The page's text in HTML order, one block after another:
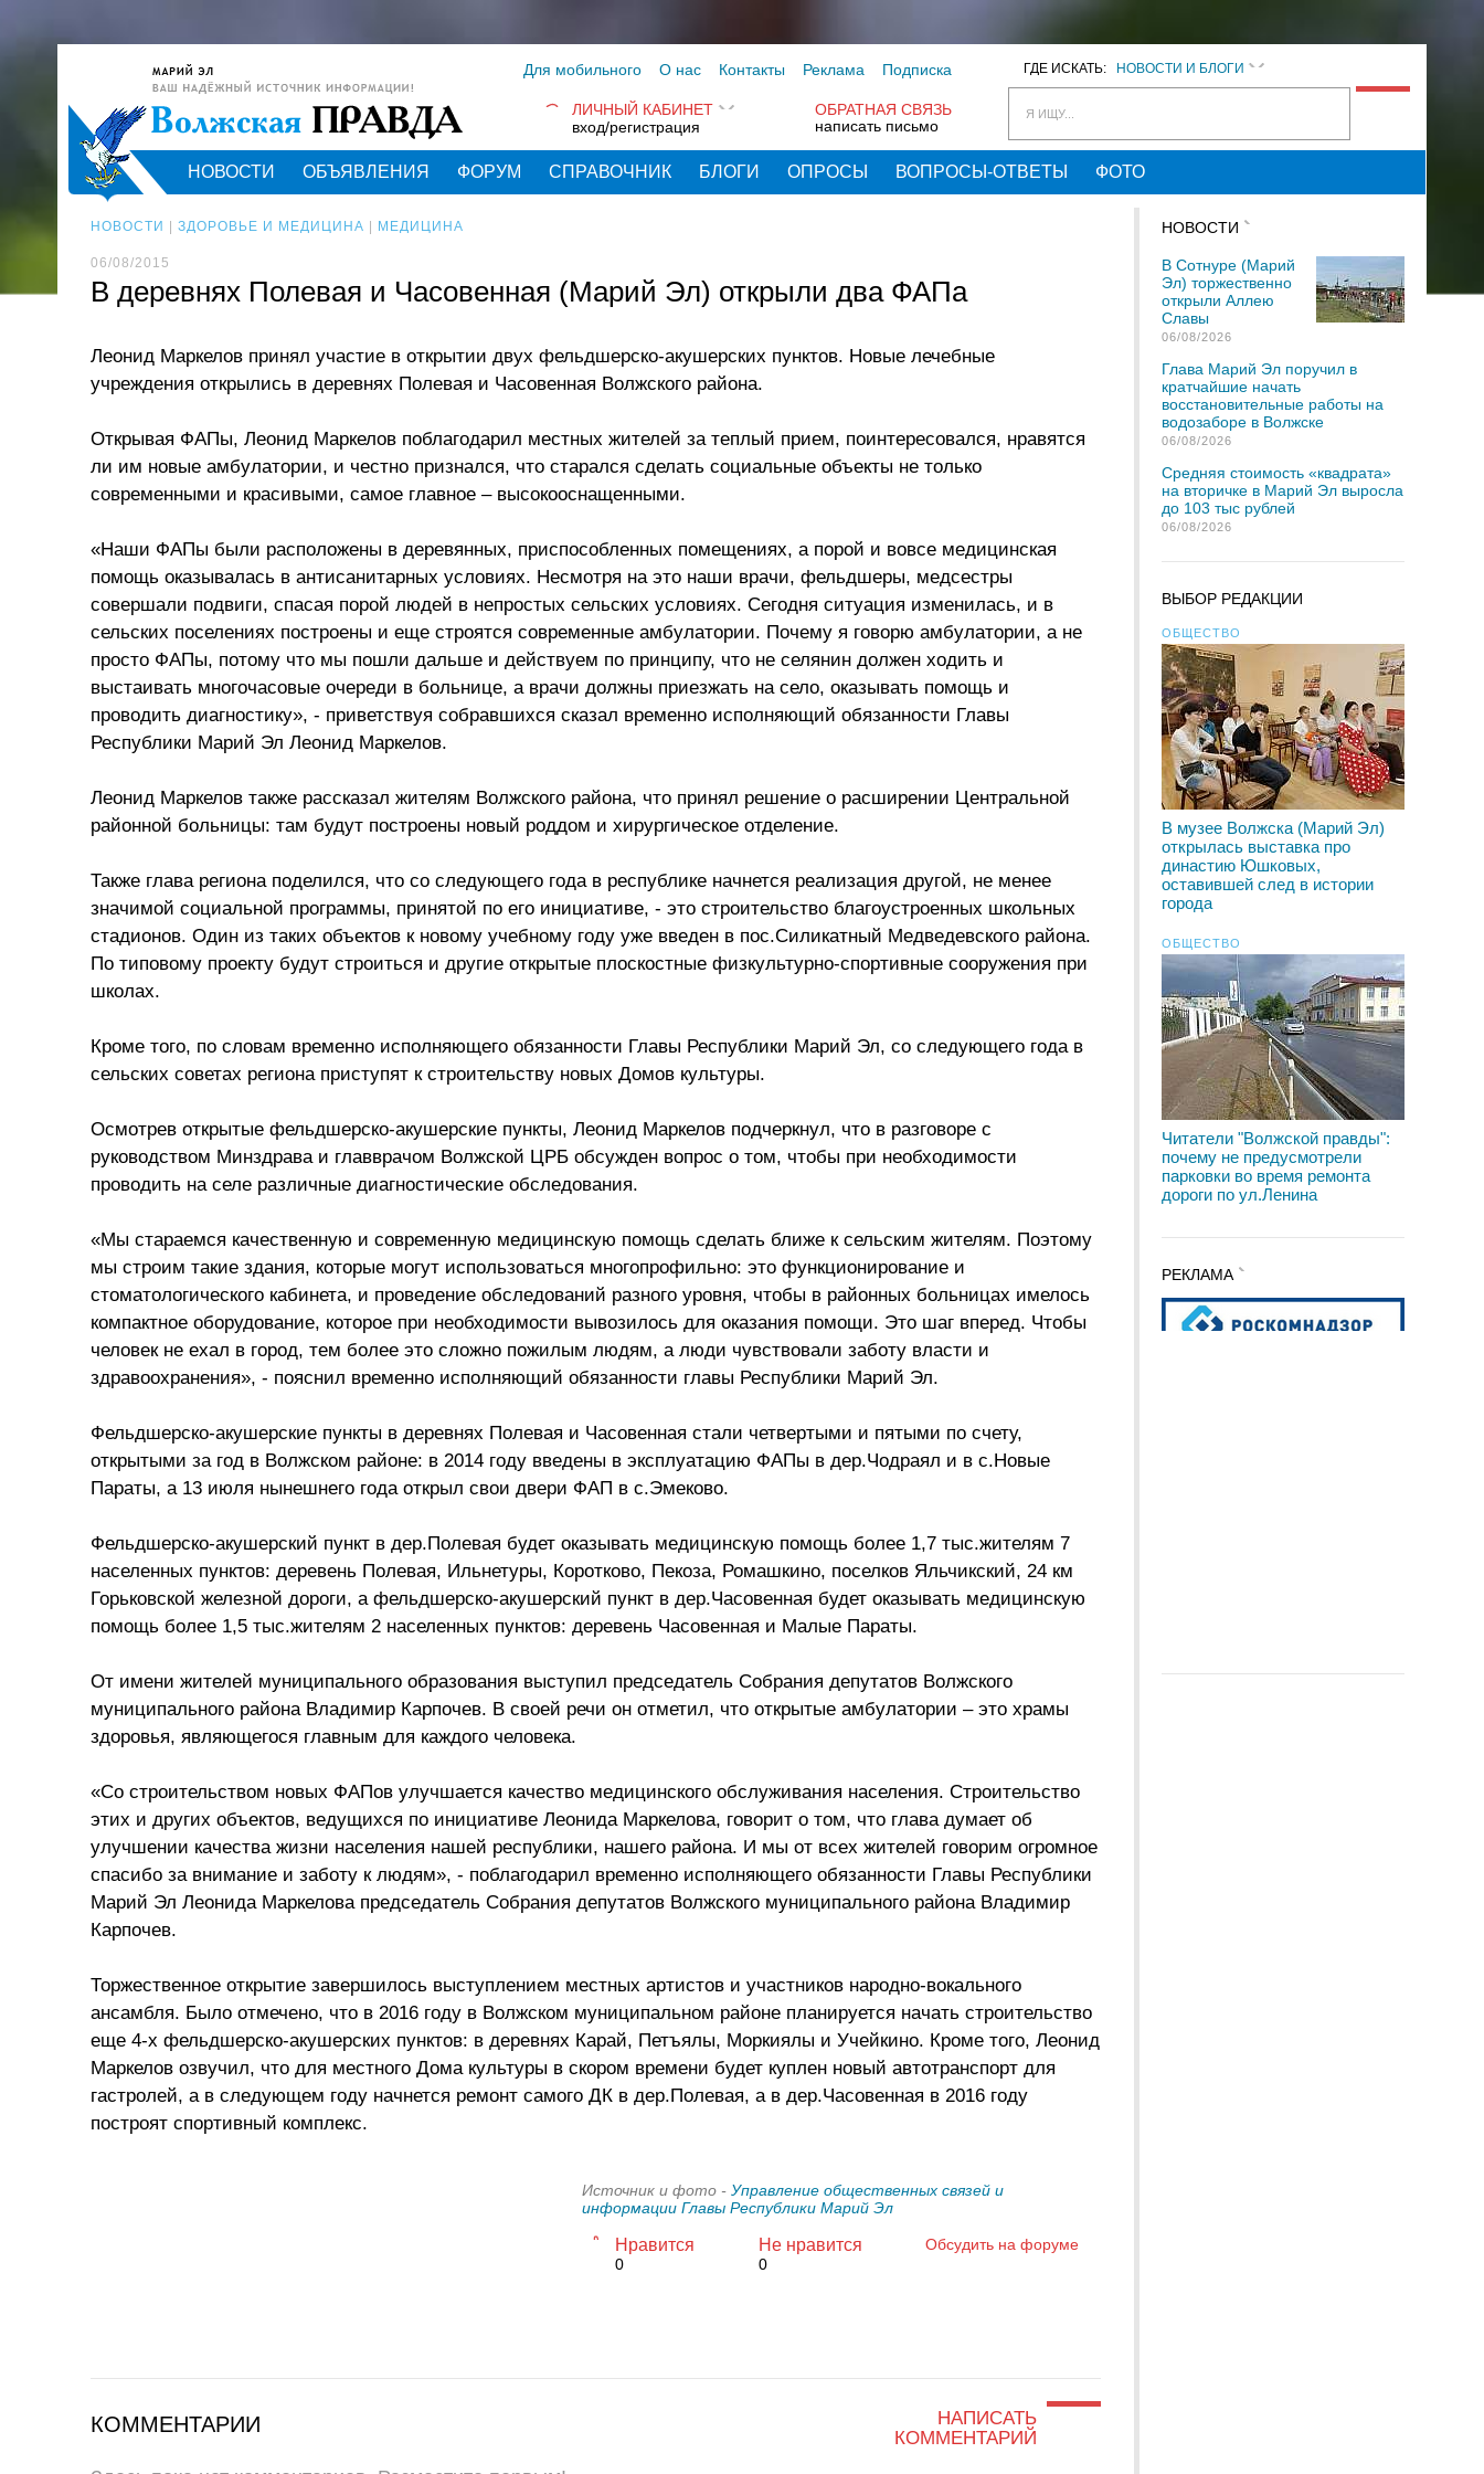
ГДЕ ИСКАТЬ: НОВОСТИ И БЛОГИ
Я ИЩУ...
Для мобильного О нас Контакты Реклама Подписка
ОБРАТНАЯ СВЯЗЬ
написать письмо
ЛИЧНЫЙ КАБИНЕТ
вход/регистрация
НОВОСТИ ОБЪЯВЛЕНИЯ ФОРУМ СПРАВОЧНИК БЛОГИ ОПРОСЫ ВОПРОСЫ-ОТВЕТЫ ФОТО
НОВОСТИ ЗДОРОВЬЕ И МЕДИЦИНА МЕДИЦИНА
06/08/2015
В деревнях Полевая и Часовенная (Марий Эл) открыли два ФАПа
Леонид Маркелов принял участие в открытии двух фельдшерско-акушерских пунктов. Новые лечебные
учреждения открылись в деревнях Полевая и Часовенная Волжского района.
Открывая ФАПы, Леонид Маркелов поблагодарил местных жителей за теплый прием, поинтересовался, нравятся
ли им новые амбулатории, и честно признался, что старался сделать социальные объекты не только
современными и красивыми, самое главное – высокооснащенными.
«Наши ФАПы были расположены в деревянных, приспособленных помещениях, а порой и вовсе медицинская
помощь оказывалась в антисанитарных условиях. Несмотря на это наши врачи, фельдшеры, медсестры
совершали подвиги, спасая порой людей в непростых сельских условиях. Сегодня ситуация изменилась, и в
сельских поселениях построены и еще строятся современные амбулатории. Почему я говорю амбулатории, а не
просто ФАПы, потому что мы пошли дальше и действуем по принципу, что не селянин должен ходить и
выстаивать многочасовые очереди в больнице, а врачи должны приезжать на село, оказывать помощь и
проводить диагностику», - приветствуя собравшихся сказал временно исполняющий обязанности Главы
Республики Марий Эл Леонид Маркелов.
Леонид Маркелов также рассказал жителям Волжского района, что принял решение о расширении Центральной
районной больницы: там будут построены новый роддом и хирургическое отделение.
Также глава региона поделился, что со следующего года в республике начнется реализация другой, не менее
значимой социальной программы, принятой по его инициативе, - это строительство благоустроенных школьных
стадионов. Один из таких объектов к новому учебному году уже введен в пос.Силикатный Медведевского района.
По типовому проекту будут строиться и другие открытые плоскостные физкультурно-спортивные сооружения при
школах.
Кроме того, по словам временно исполняющего обязанности Главы Республики Марий Эл, со следующего года в
сельских советах региона приступят к строительству новых Домов культуры.
Осмотрев открытые фельдшерско-акушерские пункты, Леонид Маркелов подчеркнул, что в разговоре с
руководством Минздрава и главврачом Волжской ЦРБ обсужден вопрос о том, чтобы при необходимости
проводить на селе различные диагностические обследования.
«Мы стараемся качественную и современную медицинскую помощь сделать ближе к сельским жителям. Поэтому
мы строим такие здания, которые могут использоваться многопрофильно: это функционирование и
стоматологического кабинета, и проведение обследований разного уровня, чтобы в районных больницах имелось
компактное оборудование, которое при необходимости вывозилось для оказания помощи. Это шаг вперед. Чтобы
человек не ехал в город, тем более это сложно пожилым людям, а люди чувствовали заботу власти и
здравоохранения», - пояснил временно исполняющий обязанности главы Республики Марий Эл.
Фельдшерско-акушерские пункты в деревнях Полевая и Часовенная стали четвертыми и пятыми по счету,
открытыми за год в Волжском районе: в 2014 году введены в эксплуатацию ФАПы в дер.Чодраял и в с.Новые
Параты, а 13 июля нынешнего года открыл свои двери ФАП в с.Эмеково.
Фельдшерско-акушерский пункт в дер.Полевая будет оказывать медицинскую помощь более 1,7 тыс.жителям 7
населенных пунктов: деревень Полевая, Ильнетуры, Коротково, Пекоза, Ромашкино, поселков Яльчикский, 24 км
Горьковской железной дороги, а фельдшерско-акушерский пункт в дер.Часовенная будет оказывать медицинскую
помощь более 1,5 тыс.жителям 2 населенных пунктов: деревень Часовенная и Малые Параты.
От имени жителей муниципального образования выступил председатель Собрания депутатов Волжского
муниципального района Владимир Карпочев. В своей речи он отметил, что открытые амбулатории – это храмы
здоровья, являющегося главным для каждого человека.
«Со строительством новых ФАПов улучшается качество медицинского обслуживания населения. Строительство
этих и других объектов, ведущихся по инициативе Леонида Маркелова, говорит о том, что глава думает об
улучшении качества жизни населения нашей республики, нашего района. И мы от всех жителей говорим огромное
спасибо за внимание и заботу к людям», - поблагодарил временно исполняющего обязанности Главы Республики
Марий Эл Леонида Маркелова председатель Собрания депутатов Волжского муниципального района Владимир
Карпочев.
Торжественное открытие завершилось выступлением местных артистов и участников народно-вокального
ансамбля. Было отмечено, что в 2016 году в Волжском муниципальном районе планируется начать строительство
еще 4-х фельдшерско-акушерских пунктов: в деревнях Карай, Петъялы, Моркиялы и Учейкино. Кроме того, Леонид
Маркелов озвучил, что для местного Дома культуры в скором времени будет куплен новый автотранспорт для
гастролей, а в следующем году начнется ремонт самого ДК в дер.Полевая, а в дер.Часовенная в 2016 году
построят спортивный комплекс.
Источник и фото - Управление общественных связей и
информации Главы Республики Марий Эл
Нравится
0
Не нравится
0
Обсудить на форуме
НАПИСАТЬ
КОММЕНТАРИЙ
КОММЕНТАРИИ
НОВОСТИ
В Сотнуре (Марий
Эл) торжественно
открыли Аллею
Славы
06/08/2026
Глава Марий Эл поручил в
кратчайшие начать
восстановительные работы на
водозаборе в Волжске
06/08/2026
Средняя стоимость «квадрата»
на вторичке в Марий Эл выросла
до 103 тыс рублей
06/08/2026
ВЫБОР РЕДАКЦИИ
ОБЩЕСТВО
В музее Волжска (Марий Эл)
открылась выставка про
династию Юшковых,
оставившей след в истории
города
ОБЩЕСТВО
Читатели "Волжской правды":
почему не предусмотрели
парковки во время ремонта
дороги по ул.Ленина
РЕКЛАМА